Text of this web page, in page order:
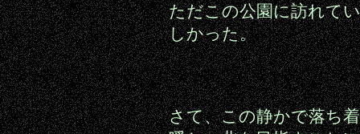
ただこの公園に訪れて
しかった。
さて、この静かで落ち